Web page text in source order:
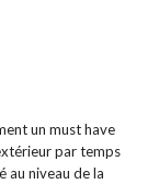
un must have
par temps
au niveau de la